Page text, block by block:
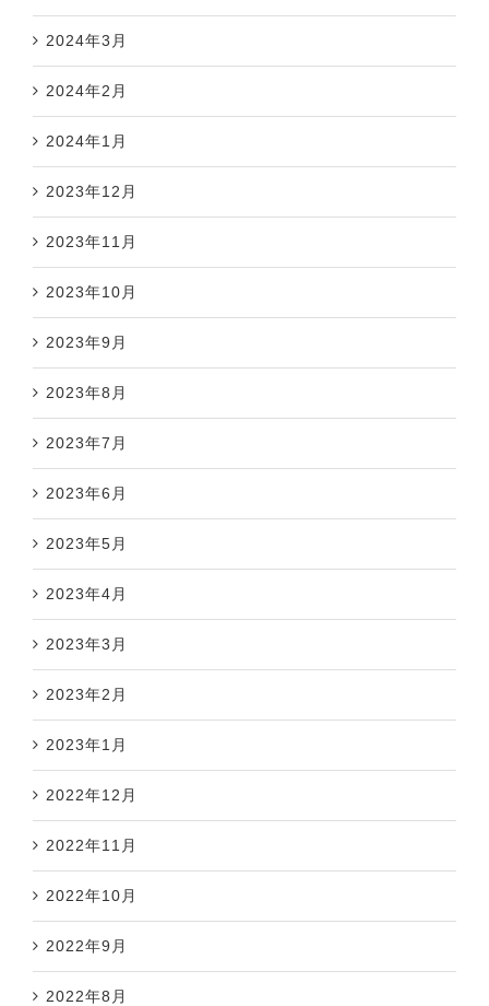
2024年3月
2024年2月
2024年1月
2023年12月
2023年11月
2023年10月
2023年9月
2023年8月
2023年7月
2023年6月
2023年5月
2023年4月
2023年3月
2023年2月
2023年1月
2022年12月
2022年11月
2022年10月
2022年9月
2022年8月